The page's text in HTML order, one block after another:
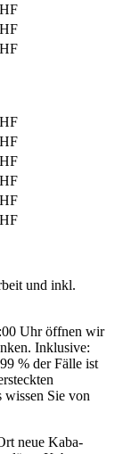
und inkl.
Uhr öffnen wir
Inklusive:
% der Fälle ist
wissen Sie von
neue Kaba-